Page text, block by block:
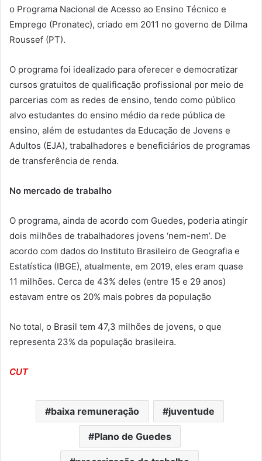
o Programa Nacional de Acesso ao Ensino Técnico e
Emprego (Pronatec), criado em 2011 no governo de Dilma
Roussef (PT).
O programa foi idealizado para oferecer e democratizar
cursos gratuitos de qualificação profissional por meio de
parcerias com as redes de ensino, tendo como público
alvo estudantes do ensino médio da rede pública de
ensino, além de estudantes da Educação de Jovens e
Adultos (EJA), trabalhadores e beneficiários de programas
de transferência de renda.
No mercado de trabalho
O programa, ainda de acordo com Guedes, poderia atingir
dois milhões de trabalhadores jovens ‘nem-nem’. De
acordo com dados do Instituto Brasileiro de Geografia e
Estatística (IBGE), atualmente, em 2019, eles eram quase
11 milhões. Cerca de 43% deles (entre 15 e 29 anos)
estavam entre os 20% mais pobres da população
No total, o Brasil tem 47,3 milhões de jovens, o que
representa 23% da população brasileira.
CUT
baixa remuneração juventude
Plano de Guedes